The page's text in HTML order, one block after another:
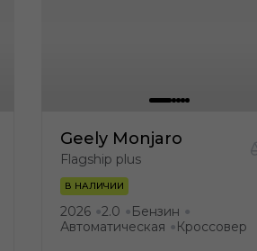
Geely Monjaro
Flagship plus
В НАЛИЧИИ
2026 ●2.0 ● Бензин ●
Автоматическая ● Кроссовер